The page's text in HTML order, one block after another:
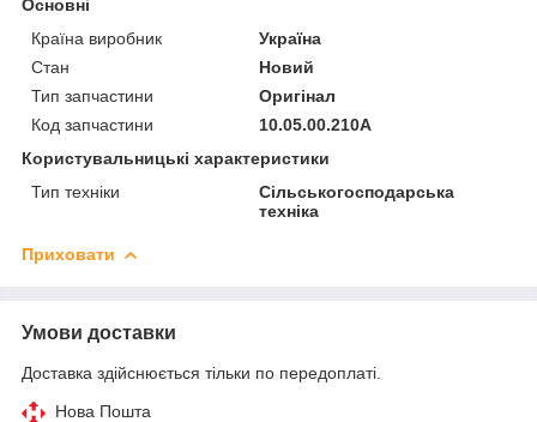
Основні
Країна виробник
Україна
Стан
Новий
Тип запчастини
Оригінал
Код запчастини
10.05.00.210А
Користувальницькі характеристики
Тип техніки
Сільськогосподарська
техніка
Приховати
Умови доставки
Доставка здійснюється тільки по передоплаті.
Нова Пошта